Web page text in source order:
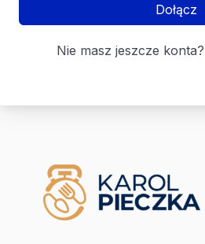
Dołącz
Nie masz jeszcze konta?